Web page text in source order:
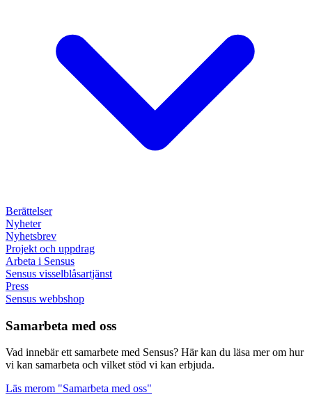
Berättelser
Nyheter
Nyhetsbrev
Projekt och uppdrag
Arbeta i Sensus
Sensus visselblåsartjänst
Press
Sensus webbshop
Samarbeta med oss
Vad innebär ett samarbete med Sensus? Här kan du läsa mer om hur
vi kan samarbeta och vilket stöd vi kan erbjuda.
Läs merom "Samarbeta med oss"